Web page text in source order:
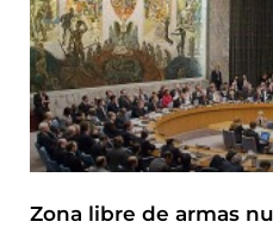
Zona libre de armas